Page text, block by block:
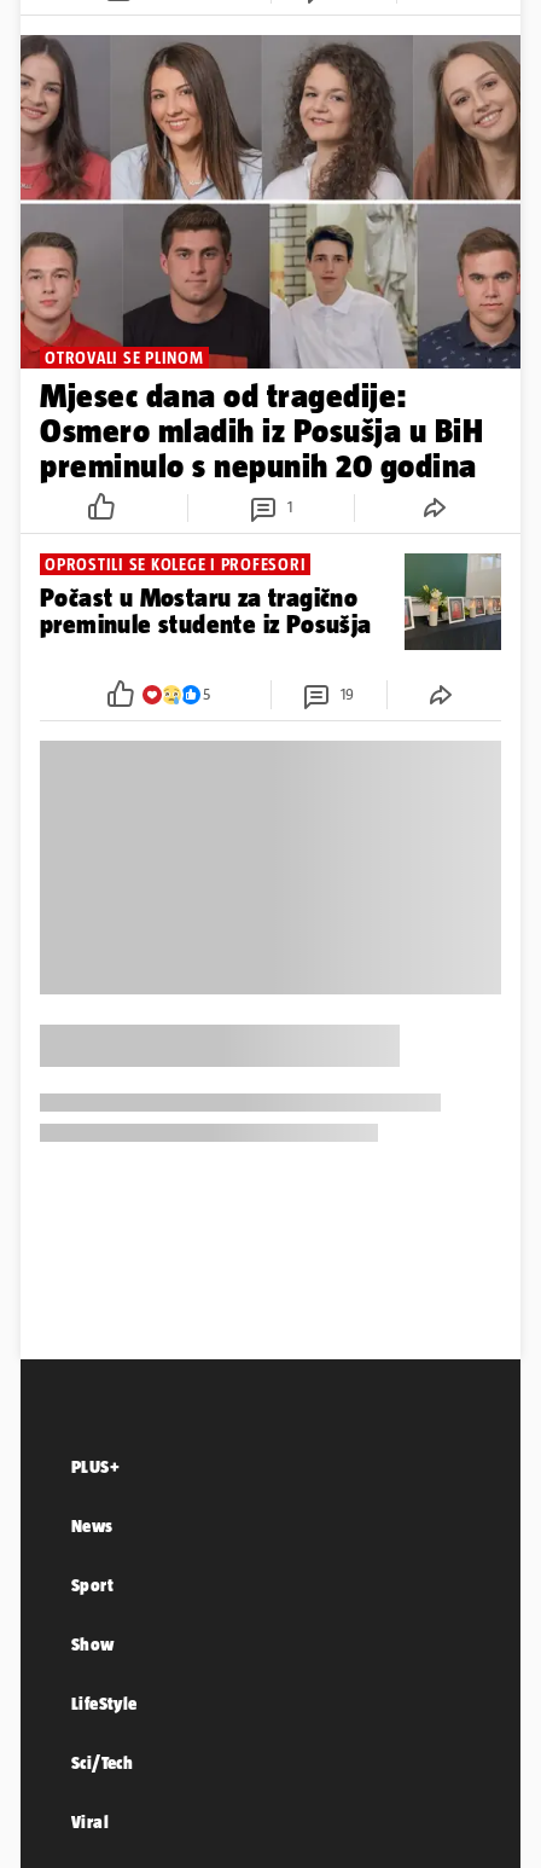
OTROVALI SE PLINOM
Mjesec dana od tragedije:
Osmero mladih iz Posušja u BiH
preminulo s nepunih 20 godina
1
OPROSTILI SE KOLEGE I PROFESORI
Počast u Mostaru za tragično
preminule studente iz Posušja
5 19
PLUS+
News
Sport
Show
LifeStyle
Sci/Tech
Viral